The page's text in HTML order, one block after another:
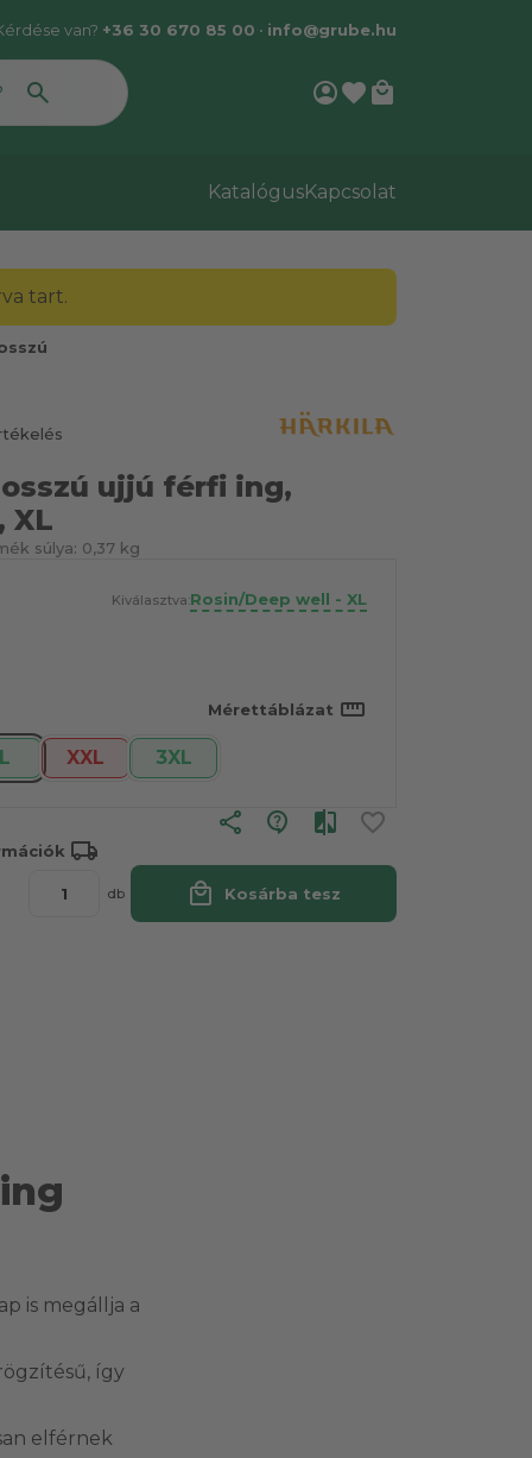
van? +36 30 670 85 00 • info@grube.hu
account_circlefavorite local_mall
KatalógusKapcsolat
tart.
ujjú férfi ing,
XL
súlya: 0,37 kg
Kiválasztva:Rosin/Deep well - XL
Mérettáblázat straighten
XXL 3XL
share
local_shipping
db local_mall Kosárba tesz
is megállja a
így
elférnek